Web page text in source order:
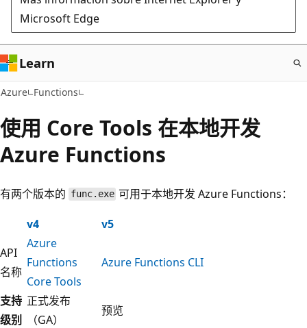
Microsoft Edge
Learn
Azure Functions
使用 Core Tools 在本地开发
Azure Functions
有两个版本的 func.exe 可用于本地开发 Azure Functions：
v4
v5
API
名称
Azure
Functions
Core Tools
Azure Functions CLI
支持
级别
正式发布
（GA）
预览